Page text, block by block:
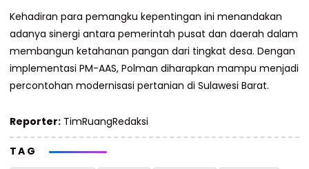
Kehadiran para pemangku kepentingan ini menandakan
adanya sinergi antara pemerintah pusat dan daerah dalam
membangun ketahanan pangan dari tingkat desa. Dengan
implementasi PM-AAS, Polman diharapkan mampu menjadi
percontohan modernisasi pertanian di Sulawesi Barat.
Reporter: TimRuangRedaksi
TAG